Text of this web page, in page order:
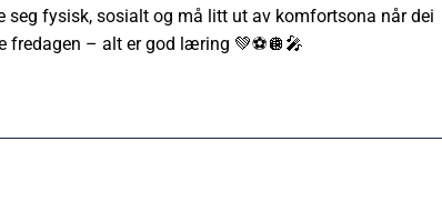
seg fysisk, sosialt og må litt ut av komfortsona når dei
fredagen – alt er god læring 💚⚽️🪩🎤